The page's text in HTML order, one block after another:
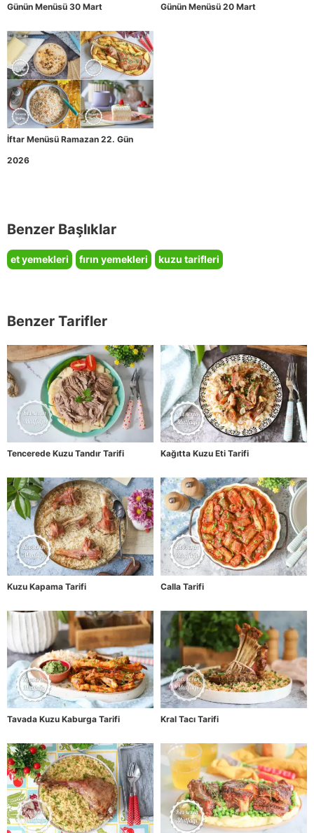
Günün Menüsü 30 Mart Günün Menüsü 20 Mart
İftar Menüsü Ramazan 22. Gün
2026
Benzer Başlıklar
et yemekleri fırın yemekleri kuzu tarifleri
Benzer Tarifler
Tencerede Kuzu Tandır Tarifi Kağıtta Kuzu Eti Tarifi
Kuzu Kapama Tarifi Calla Tarifi
Tavada Kuzu Kaburga Tarifi Kral Tacı Tarifi